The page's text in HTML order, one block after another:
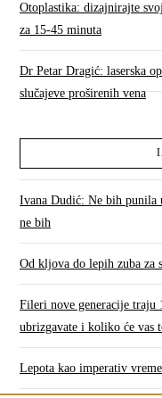
Otoplastika: dizajnirajte
za 15-45 minuta
Dr Petar Dragić: laserska
slučajeve proširenih vena
Ivana Dudić: Ne bih punila
ne bih
Od kljova do lepih zuba za
Fileri nove generacije traju
ubrizgavate i koliko će vas
Lepota kao imperativ